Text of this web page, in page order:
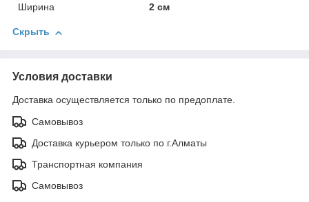
Ширина
2 см
Скрыть
Условия доставки
Доставка осуществляется только по предоплате.
Самовывоз
Доставка курьером только по г.Алматы
Транспортная компания
Самовывоз